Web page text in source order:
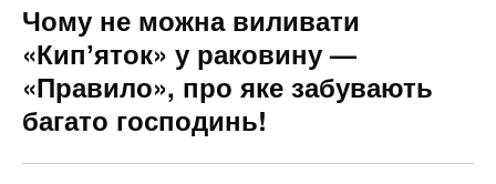
Чому не можна виливати
«Кипʼяток» у раковину —
«Правило», про яке забувають
багато господинь!